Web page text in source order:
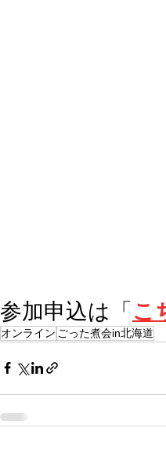
参加申込は「 こ
オンライン ごった煮会in北海道